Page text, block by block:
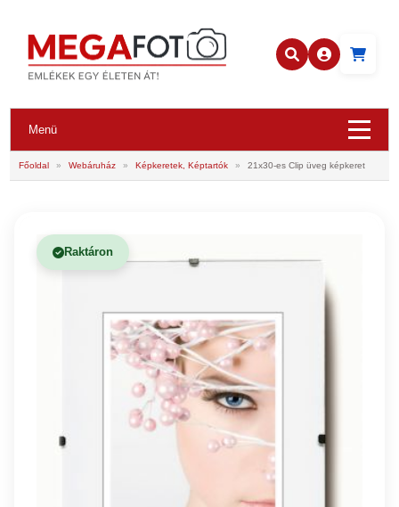
Menü
Főoldal » Webáruház » Képkeretek, Képtartók » 21x30-es Clip üveg képkeret
Raktáron